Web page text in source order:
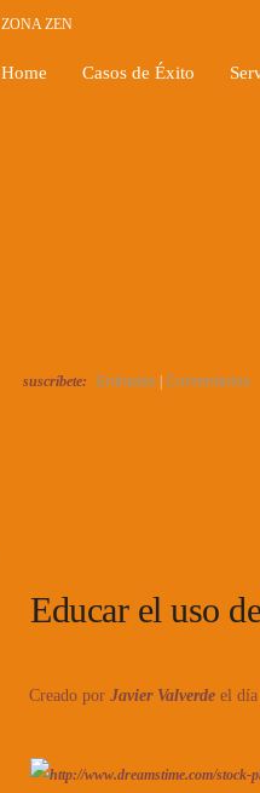
ZONA ZEN
Home Casos de Éxito
suscríbete: Entradas Comentarios
Educar el uso
Creado por Javier Valverde el